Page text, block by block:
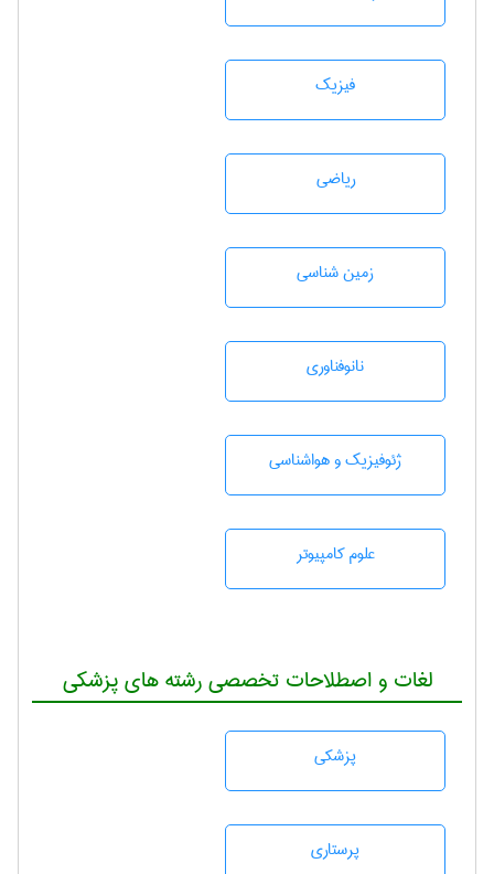
فیزیک
رياضی
زمين شناسی
نانوفناوری
ژئوفيزيك و هواشناسی
علوم کامپیوتر
لغات و اصطلاحات تخصصی رشته های پزشکی
پزشكی
پرستاری